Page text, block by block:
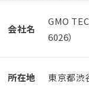
会社名
GMO
6026）
所在地 東京都渋